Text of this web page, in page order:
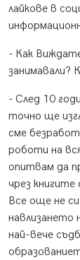
лайкове в
- Как
занимавали?
- След 10
точно ще
сме
роботи на
опитвам да
чрез книгите
Все още не
навлизането
най-вече